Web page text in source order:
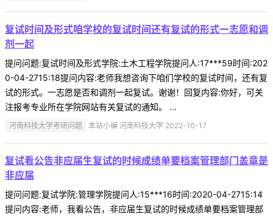
复试时间及形式咱学校的复试时间还有复试的形式一志愿和调
剂一起
提问问题:复试时间及形式学院:土木工程学院提问人:17***59时间:202
0-04-2715:18提问内容:老师我想咨询下咱们学校的复试时间，还有复
试的形式。一志愿是否和调剂一起复试。谢谢！回复内容:你好，可关
注报考专业所在学院网站有关复试的通知。 ...
河南科技大学考研问题 本站小编 河南科技大学 2022-10-17
复试看公告非应届生复试的时候成绩单要档案管理部门盖章是
非应届
提问问题:复试学院:管理学院提问人:15***16时间:2020-04-2715:14
提问内容:老师，我看公告，非应届生复试的时候成绩单要档案管理部